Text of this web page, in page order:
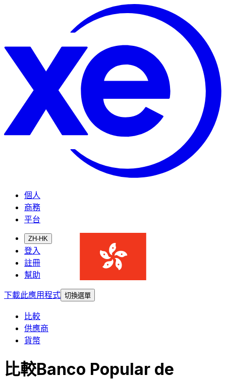
個人
商務
平台
ZH-HK
登入
註冊
幫助
下載此應用程式 切換選單
比較
供應商
貨幣
比較Banco Popular de